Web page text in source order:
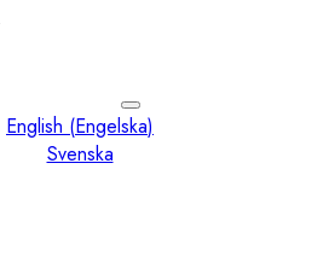
English (Engelska)
Svenska